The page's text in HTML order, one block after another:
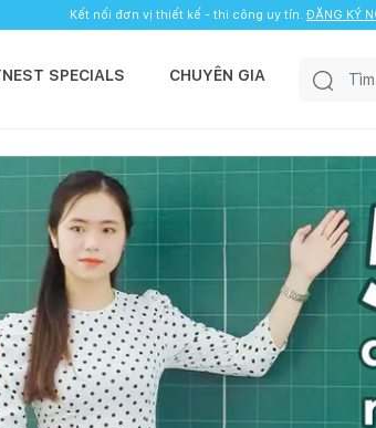
Kết nối đơn vị thiết kế - thi công uy tín. ĐĂNG KÝ
SPECIALS CHUYÊN GIA